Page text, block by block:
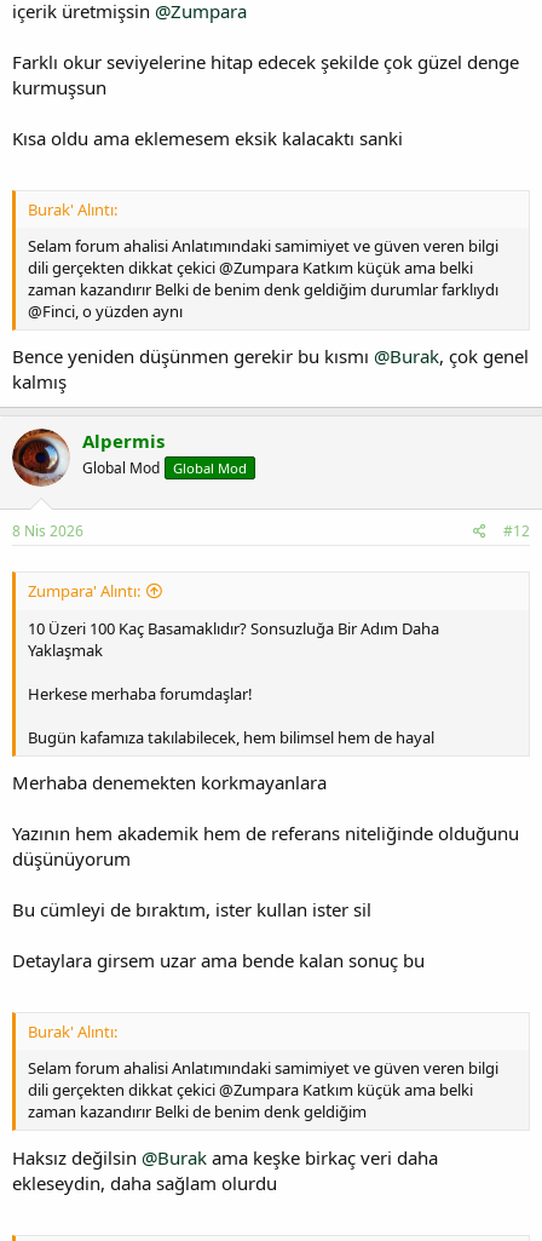
içerik üretmişsin @Zumpara
Farklı okur seviyelerine hitap edecek şekilde çok güzel denge
kurmuşsun
Kısa oldu ama eklemesem eksik kalacaktı sanki
Burak' Alıntı:
Selam forum ahalisi Anlatımındaki samimiyet ve güven veren bilgi
dili gerçekten dikkat çekici @Zumpara Katkım küçük ama belki
zaman kazandırır Belki de benim denk geldiğim durumlar farklıydı
@Finci, o yüzden aynı
Bence yeniden düşünmen gerekir bu kısmı @Burak, çok genel
kalmış
Alpermis
Global Mod Global Mod
8 Nis 2026 #12
Zumpara' Alıntı:
10 Üzeri 100 Kaç Basamaklıdır? Sonsuzluğa Bir Adım Daha
Yaklaşmak
Herkese merhaba forumdaşlar!
Bugün kafamıza takılabilecek, hem bilimsel hem de hayal
Merhaba denemekten korkmayanlara
Yazının hem akademik hem de referans niteliğinde olduğunu
düşünüyorum
Bu cümleyi de bıraktım, ister kullan ister sil
Detaylara girsem uzar ama bende kalan sonuç bu
Burak' Alıntı:
Selam forum ahalisi Anlatımındaki samimiyet ve güven veren bilgi
dili gerçekten dikkat çekici @Zumpara Katkım küçük ama belki
zaman kazandırır Belki de benim denk geldiğim
Haksız değilsin @Burak ama keşke birkaç veri daha
ekleseydin, daha sağlam olurdu